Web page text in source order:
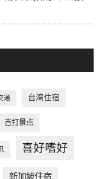
通 台湾住宿
吉打景点
喜好嗜好
新加坡住宿